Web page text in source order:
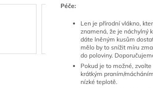
Péče:
Len je přírodní vlákno,
znamená, že je náchylný
dáte lněným kusům
mělo by to snížit míru
do poloviny.
Pokud je to možné,
krátkým praním/
nízké teplotě.